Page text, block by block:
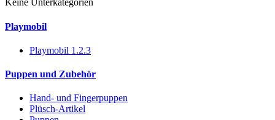
Keine Unterkategorien
Playmobil
Playmobil 1.2.3
Puppen und Zubehör
Hand- und Fingerpuppen
Plüsch-Artikel